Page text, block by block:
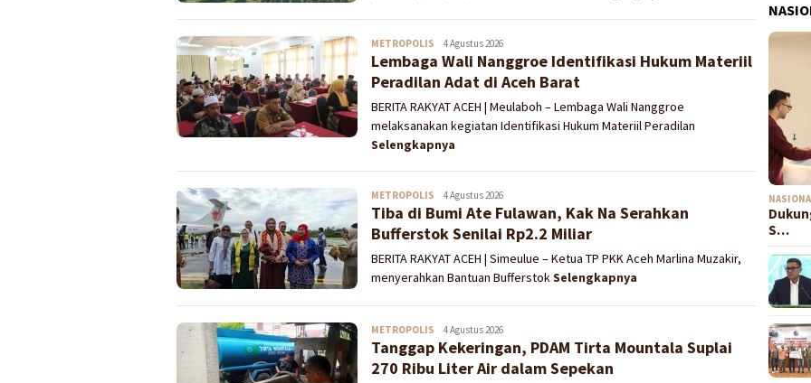
METROPOLIS Redaksi
4 Agustus 2026
Lembaga Wali Nanggroe Identifikasi Hukum Materiil
Peradilan Adat di Aceh Barat
BERITA RAKYAT ACEH | Meulaboh – Lembaga Wali Nanggroe
melaksanakan kegiatan Identifikasi Hukum Materiil Peradilan
Selengkapnya
METROPOLIS Redaksi
4 Agustus 2026
Tiba di Bumi Ate Fulawan, Kak Na Serahkan
Bufferstok Senilai Rp2.2 Miliar
BERITA RAKYAT ACEH | Simeulue – Ketua TP PKK Aceh Marlina Muzakir,
menyerahkan Bantuan BufferstokSelengkapnya
METROPOLIS Redaksi
4 Agustus 2026
Tanggap Kekeringan, PDAM Tirta Mountala Suplai
270 Ribu Liter Air dalam Sepekan
S…